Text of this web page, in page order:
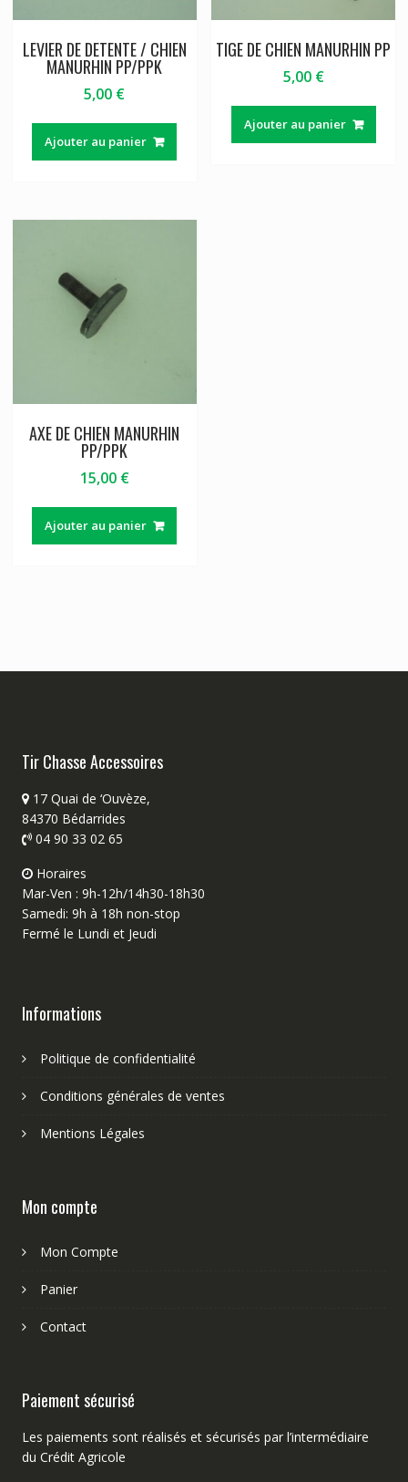
LEVIER DE DETENTE / CHIEN
MANURHIN PP/PPK
5,00 €
Ajouter au panier
TIGE DE CHIEN MANURHIN PP
5,00 €
Ajouter au panier
AXE DE CHIEN MANURHIN
PP/PPK
15,00 €
Ajouter au panier
Tir Chasse Accessoires
17 Quai de ‘Ouvèze,
84370 Bédarrides
04 90 33 02 65
Horaires
Mar-Ven : 9h-12h/14h30-18h30
Samedi: 9h à 18h non-stop
Fermé le Lundi et Jeudi
Informations
Politique de confidentialité
Conditions générales de ventes
Mentions Légales
Mon compte
Mon Compte
Panier
Contact
Paiement sécurisé
Les paiements sont réalisés et sécurisés par l’intermédiaire
du Crédit Agricole